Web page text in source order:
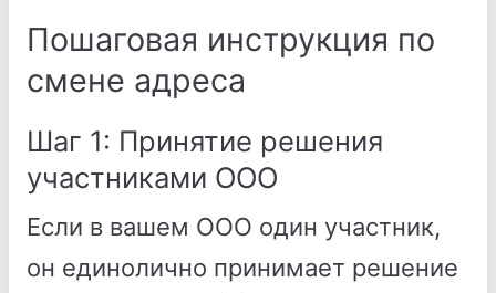
Пошаговая инструкция по
смене адреса
Шаг 1: Принятие решения
участниками ООО
Если в вашем ООО один участник,
он единолично принимает решение